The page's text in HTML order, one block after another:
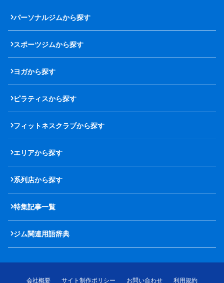
パーソナルジムから探す
スポーツジムから探す
ヨガから探す
ピラティスから探す
フィットネスクラブから探す
エリアから探す
系列店から探す
特集記事一覧
ジム関連用語辞典
会社概要 サイト制作ポリシー お問い合わせ
利用規約